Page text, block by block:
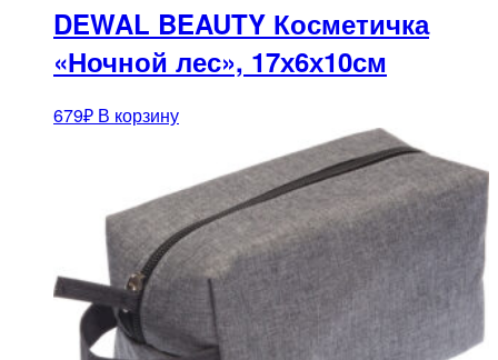
DEWAL BEAUTY Косметичка
«Ночной лес», 17х6х10см
679₽ В корзину